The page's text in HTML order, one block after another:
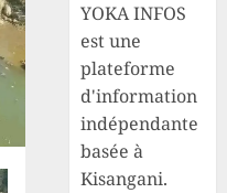
YOKA INFOS
est une
plateforme
d'information
indépendante
basée à
Kisangani.